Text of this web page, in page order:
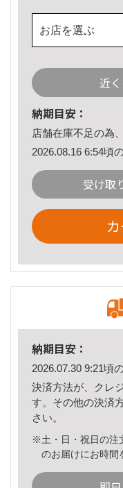
お店を選ぶ
近
納期目安：
店舗在庫不足の為
2026.08.16 6:54頃
受け取
納期目安：
2026.07.30 9:21頃
決済方法が、クレ
す。その他の決済
さい。
※土・日・祝日の注
のお届けにお時間